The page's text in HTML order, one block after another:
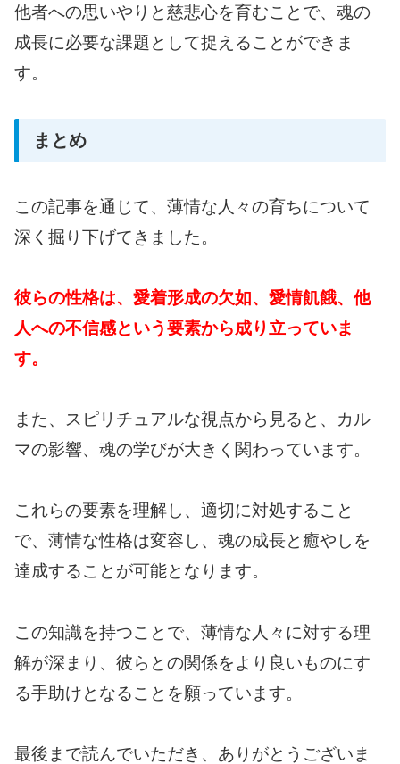
他者への思いやりと慈悲心を育むことで、魂の
成長に必要な課題として捉えることができま
す。
まとめ
この記事を通じて、薄情な人々の育ちについて
深く掘り下げてきました。
彼らの性格は、愛着形成の欠如、愛情飢餓、他
人への不信感という要素から成り立っていま
す。
また、スピリチュアルな視点から見ると、カル
マの影響、魂の学びが大きく関わっています。
これらの要素を理解し、適切に対処すること
で、薄情な性格は変容し、魂の成長と癒やしを
達成することが可能となります。
この知識を持つことで、薄情な人々に対する理
解が深まり、彼らとの関係をより良いものにす
る手助けとなることを願っています。
最後まで読んでいただき、ありがとうございま